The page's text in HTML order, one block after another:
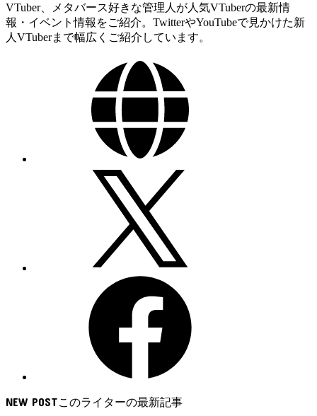
VTuber、メタバース好きな管理人が人気VTuberの最新情
報・イベント情報をご紹介。TwitterやYouTubeで見かけた新
人VTuberまで幅広くご紹介しています。
NEW POST